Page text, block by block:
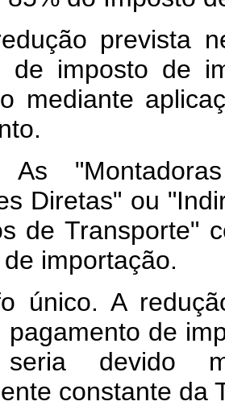
prevista
de imposto de
mediante
Diretas" ou
de Transporte"
importação.
único. A
pagamento de
devido
constante da